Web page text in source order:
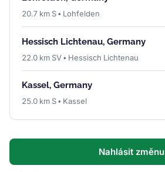
20.7 km S • Lohfelden
Hessisch Lichtenau, Germany
22.0 km SV • Hessisch Lichtenau
Kassel, Germany
25.0 km S • Kassel
Nahlásit změnu